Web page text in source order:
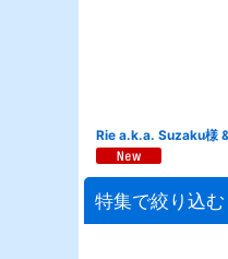
Rie a.k.a. Suzaku様
特集で絞り込む